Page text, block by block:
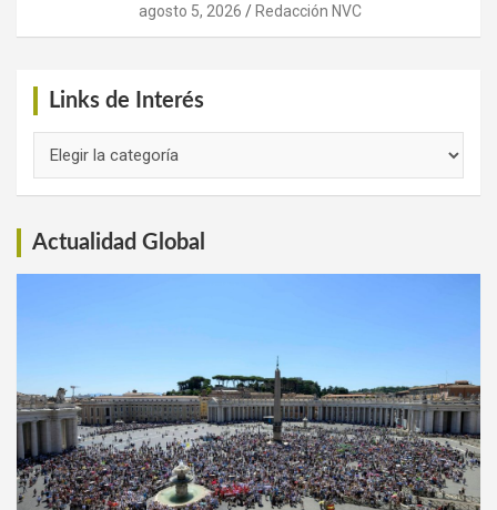
agosto 5, 2026 Redacción NVC
Links de Interés
Actualidad Global